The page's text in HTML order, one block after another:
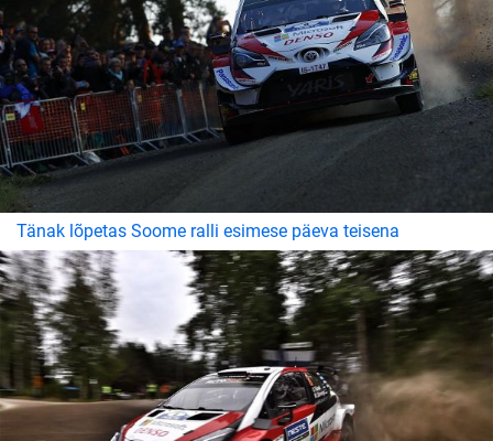
Tänak lõpetas Soome ralli esimese päeva teisena